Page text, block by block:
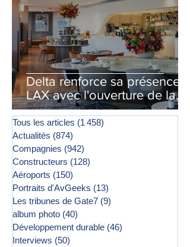
Delta renforce sa présence à
LAX avec l'ouverture de la
première phase d'un second
salon Delta One
Tous les articles (1 458)
Actualités (874)
Compagnies (942)
Constructeurs (128)
Aéroports (150)
Portraits d'AvGeeks (13)
Les tribunes de Gate7 (9)
album photo (40)
Développement durable (46)
Interviews (50)